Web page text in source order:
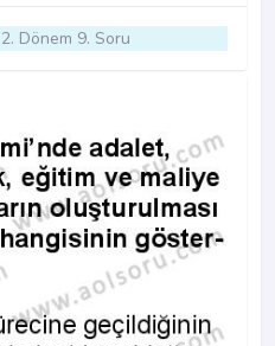
Dönem 9. Soru